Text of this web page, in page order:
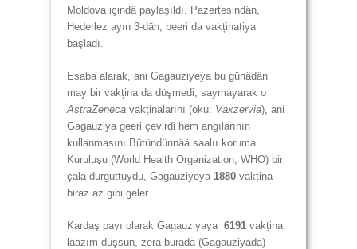
Moldova içindä paylaşıldı. Pazertesindän,
Hederlez ayın 3-dän, beeri da vakținațiya
başladı.
Esaba alarak, ani Gagauziyeya bu günädän
may bir vakțina da düşmedi, saymayarak o
AstraZeneca vakținalarını (oku: Vaxzervia), ani
Gagauziya geeri çevirdi hem angılarının
kullanmasını Bütündünnää saalıı koruma
Kuruluşu (World Health Organization, WHO) bir
çala durguttuydu, Gagauziyeya 1880 vakțina
biraz az gibi geler.
Kardaş payı olarak Gagauziyaya 6191 vakțina
lääzım düşsün, zerä burada (Gagauziyada)